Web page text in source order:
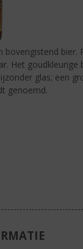
bovengistend bier.
Het goudkleurige
glas; een
genoemd.